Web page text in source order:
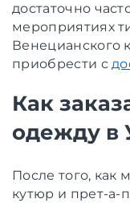
достаточно
мероприятиях
Венецианского
приобрести с
Как
одежду в
После того, как
кутюр и прет-а-